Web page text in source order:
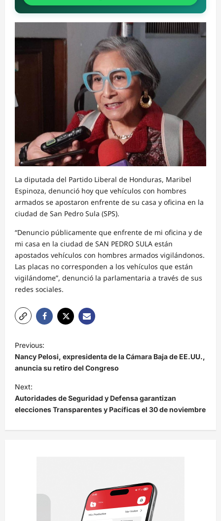
La diputada del Partido Liberal de Honduras, Maribel
Espinoza, denunció hoy que vehículos con hombres
armados se apostaron enfrente de su casa y oficina en la
ciudad de San Pedro Sula (SPS).
“Denuncio públicamente que enfrente de mi oficina y de
mi casa en la ciudad de SAN PEDRO SULA están
apostados vehículos con hombres armados vigilándonos.
Las placas no corresponden a los vehículos que están
vigilándome”, denunció la parlamentaria a través de sus
redes sociales.
N
a
v
e
g
a
c
Previous:
Nancy Pelosi, expresidenta de la Cámara Baja de EE.UU.,
anuncia su retiro del Congreso
Next:
Autoridades de Seguridad y Defensa garantizan
elecciones Transparentes y Pacíficas el 30 de noviembre